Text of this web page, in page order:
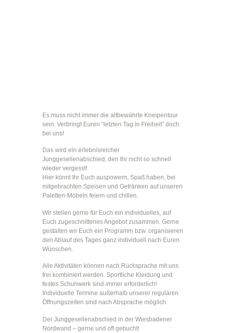
Es muss nicht immer die altbewährte Kneipentour
sein. Verbringt Euren “letzten Tag in Freiheit” doch
bei uns!
Das wird ein erlebnisreicher
Junggesellenabschied, den Ihr nicht so schnell
wieder vergesst!
Hier könnt Ihr Euch auspowern, Spaß haben, bei
mitgebrachten Speisen und Getränken auf unseren
Paletten-Möbeln feiern und chillen.
Wir stellen gerne für Euch ein individuelles, auf
Euch zugeschnittenes Angebot zusammen. Gerne
gestalten wir Euch ein Programm bzw. organisieren
den Ablauf des Tages ganz individuell nach Euren
Wünschen.
Alle Aktivitäten können nach Rücksprache mit uns
frei kombiniert werden. Sportliche Kleidung und
festes Schuhwerk sind immer erforderlich!
Individuelle Termine außerhalb unserer regulären
Öffnungszeiten sind nach Absprache möglich.
Der Junggesellenabschied in der Wiesbadener
Nordwand – gerne und oft gebucht!